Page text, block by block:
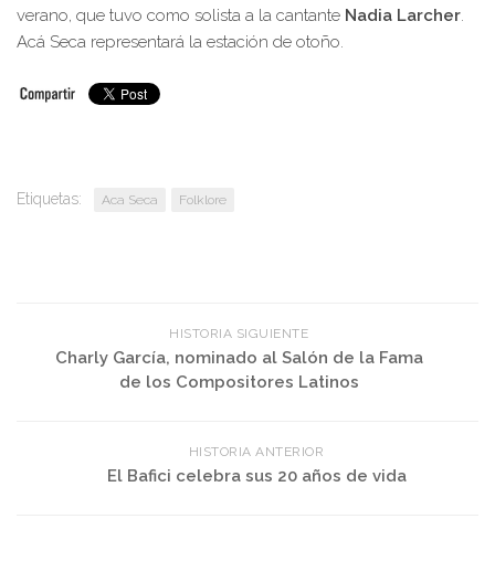
verano, que tuvo como solista a la cantante Nadia Larcher.
Acá Seca representará la estación de otoño.
Etiquetas: Aca Seca Folklore
HISTORIA SIGUIENTE
Charly García, nominado al Salón de la Fama
de los Compositores Latinos
HISTORIA ANTERIOR
El Bafici celebra sus 20 años de vida